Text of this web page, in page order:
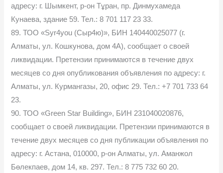
адресу: г. Шымкент, р-он Тұран, пр. Динмухамеда
Кунаева, здание 59. Тел.: 8 701 117 23 33.
89. ТОО «Syr4you (Сыр4ю)», БИН 140440025077 (г.
Алматы, ул. Кошкунова, дом 4А), сообщает о своей
ликвидации. Претензии принимаются в течение двух
месяцев со дня опубликования объявления по адресу: г.
Алматы, ул. Курмангазы, 20, офис 29. Тел.: +7 701 733 64
23.
90. ТОО «Green Star Building», БИН 231040020876,
сообщает о своей ликвидации. Претензии принимаются в
течение двух месяцев со дня публикации объявления по
адресу: г. Астана, 010000, р-он Алматы, ул. Аманжол
Бөлекпаев, дом 14, кв. 297. Тел.: 8 775 732 60 20.